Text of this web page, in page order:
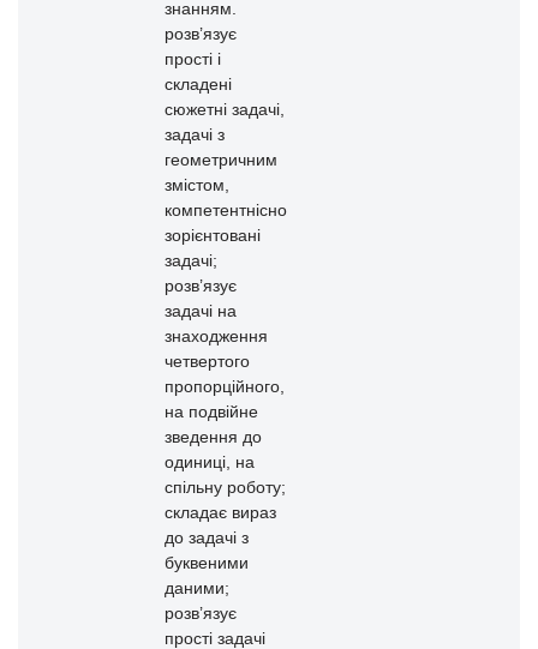
знанням.
розв’язує
прості і
складені
сюжетні задачі,
задачі з
геометричним
змістом,
компетентнісно
зорієнтовані
задачі;
розв’язує
задачі на
знаходження
четвертого
пропорційного,
на подвійне
зведення до
одиниці, на
спільну роботу;
складає вираз
до задачі з
буквеними
даними;
розв’язує
прості задачі